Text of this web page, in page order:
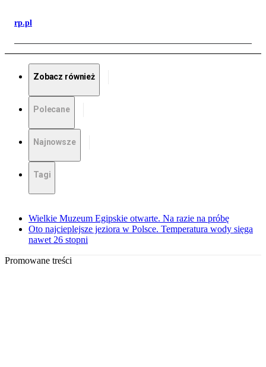
rp.pl
Zobacz również
Polecane
Najnowsze
Tagi
Wielkie Muzeum Egipskie otwarte. Na razie na próbę
Oto najcieplejsze jeziora w Polsce. Temperatura wody sięga
nawet 26 stopni
Promowane treści